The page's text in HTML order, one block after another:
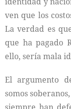
ven que los
La verdad es
que ha pagado
ello, sería mala
El argumento
somos